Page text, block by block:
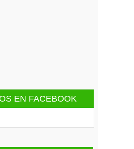
EN FACEBOOK